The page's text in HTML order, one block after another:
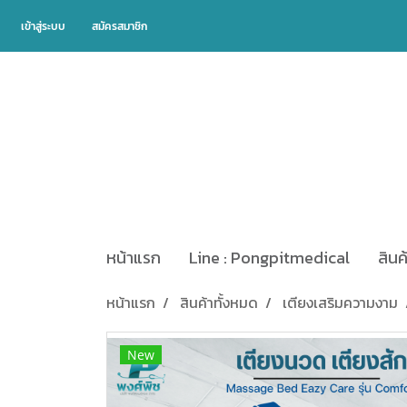
เข้าสู่ระบบ สมัครสมาชิก
หน้าแรก Line : Pongpitmedical สิน
หน้าแรก สินค้าทั้งหมด เตียงเสริมความงาม
New